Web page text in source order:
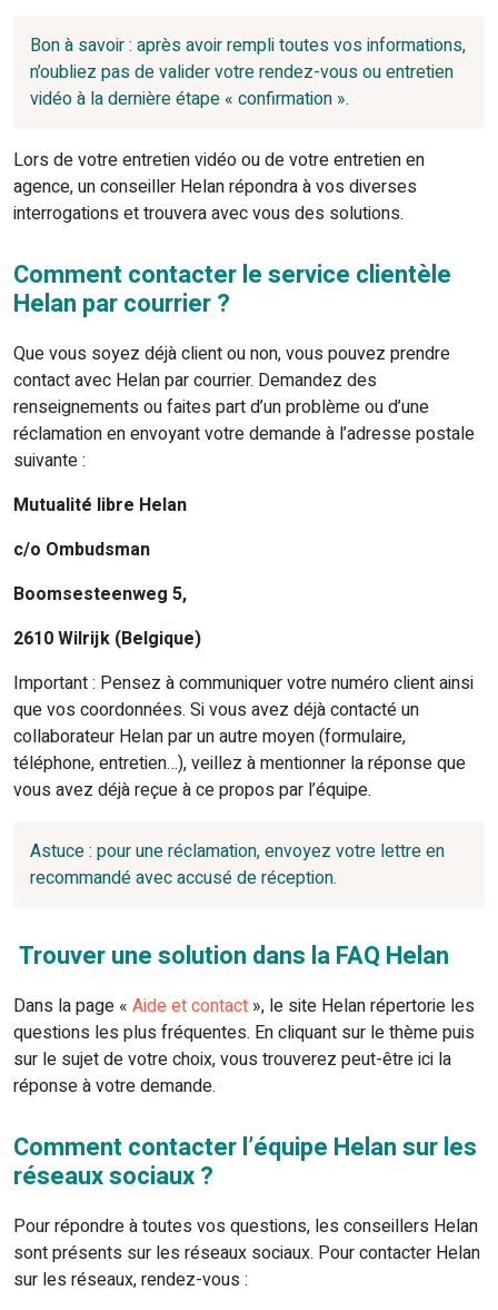
Bon à savoir : après avoir rempli toutes vos informations,
n’oubliez pas de valider votre rendez-vous ou entretien
vidéo à la dernière étape « confirmation ».
Lors de votre entretien vidéo ou de votre entretien en
agence, un conseiller Helan répondra à vos diverses
interrogations et trouvera avec vous des solutions.
Comment contacter le service clientèle
Helan par courrier ?
Que vous soyez déjà client ou non, vous pouvez prendre
contact avec Helan par courrier. Demandez des
renseignements ou faites part d’un problème ou d’une
réclamation en envoyant votre demande à l’adresse postale
suivante :
Mutualité libre Helan
c/o Ombudsman
Boomsesteenweg 5,
2610 Wilrijk (Belgique)
Important : Pensez à communiquer votre numéro client ainsi
que vos coordonnées. Si vous avez déjà contacté un
collaborateur Helan par un autre moyen (formulaire,
téléphone, entretien…), veillez à mentionner la réponse que
vous avez déjà reçue à ce propos par l’équipe.
Astuce : pour une réclamation, envoyez votre lettre en
recommandé avec accusé de réception.
Trouver une solution dans la FAQ Helan
Dans la page « Aide et contact », le site Helan répertorie les
questions les plus fréquentes. En cliquant sur le thème puis
sur le sujet de votre choix, vous trouverez peut-être ici la
réponse à votre demande.
Comment contacter l’équipe Helan sur les
réseaux sociaux ?
Pour répondre à toutes vos questions, les conseillers Helan
sont présents sur les réseaux sociaux. Pour contacter Helan
sur les réseaux, rendez-vous :